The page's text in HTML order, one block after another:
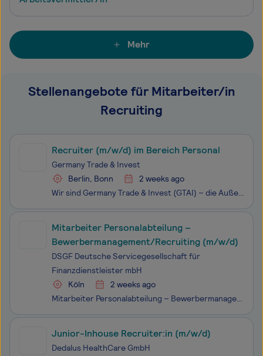
Mehr
Stellenangebote für Mitarbeiter/in
Recruiting
Recruiter (m/w/d) im Bereich Personal
Germany Trade & Invest
Berlin, Bonn
2 weeks ago
Wir sind Germany Trade & Invest (GTAI) – die Außen­wirtschaftsagentur der Bundes­republik Deutschland. Wir informieren den deutschen Mittelstand über Chancen und Risiken in Auslands­märkten und beraten ausländische Unternehmen bei der Ansiedlung in Deutschland. Darüber hinaus werben wir für die
Mitarbeiter Personalabteilung –
Bewerbermanagement/Recruiting (m/w/d)
DSGF Deutsche Servicegesellschaft für
Finanzdienstleister mbH
Köln
2 weeks ago
Mitarbeiter Personalabteilung – Bewerbermanagement/Recruiting (m/w/d) Köln Teilzeit (15 – 20 Stunden) | teilweise Home-Office | zum nächstmöglichen Zeitpunkt
Junior-Inhouse Recruiter:in (m/w/d)
Dedalus HealthCare GmbH